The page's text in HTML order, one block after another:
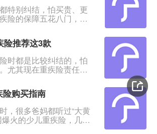
特别纠结，怕买贵、更
险的保障五花八门，条
年市面上口碑、性价
重疾险，不管你是预算
还是身体有点小异常、
中挑到合适的。&nbsp;
16号Pro：普通人首选，
王
险推荐这3款
时都是比较纠结的，怕
尤其现在重疾险责任越
出成人重疾险榜单前列
种预算、不同身体状况
果你打算买重疾险，如
者预算紧张，这3款产品
险购买指南
，很多爸妈都听过“大黄
火的少儿重疾险，几乎